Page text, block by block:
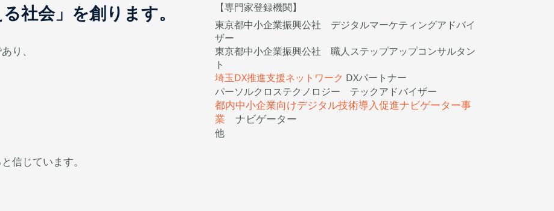
社会」を創ります。
り、
信じています。
【専門家登録機関】
東京都中小企業振興公社 デジタルマーケティングアドバイ
ザー
東京都中小企業振興公社 職人ステップアップコンサルタン
ト
埼玉DX推進支援ネットワーク DXパートナー
パーソルクロステクノロジー テックアドバイザー
都内中小企業向けデジタル技術導入促進ナビゲーター事
業 ナビゲーター
他